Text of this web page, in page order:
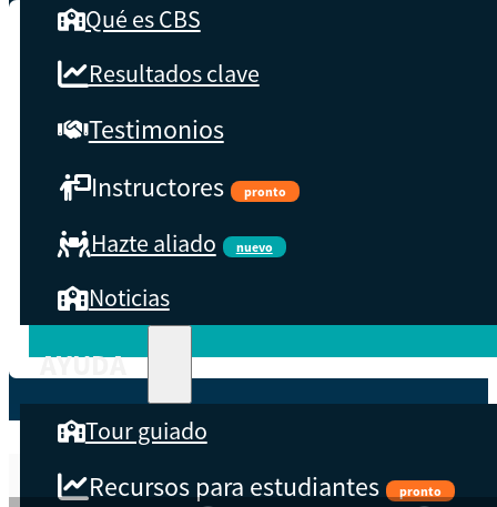
Qué es CBS
Resultados clave
Testimonios
Instructores
pronto
Hazte aliado nuevo
Noticias
AYUDA
Tour guiado
Recursos para estudiantes pronto
FILTRAR POR
Temas
Lengua
País